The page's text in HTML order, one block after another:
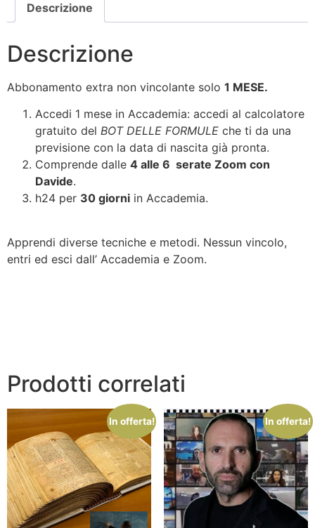
Descrizione
Descrizione
Abbonamento extra non vincolante solo 1 MESE.
Accedi 1 mese in Accademia: accedi al calcolatore
gratuito del BOT DELLE FORMULE che ti da una
previsione con la data di nascita già pronta.
Comprende dalle 4 alle 6 serate Zoom con
Davide.
h24 per 30 giorni in Accademia.
Apprendi diverse tecniche e metodi. Nessun vincolo,
entri ed esci dall’ Accademia e Zoom.
Prodotti correlati
In offerta! In offerta!